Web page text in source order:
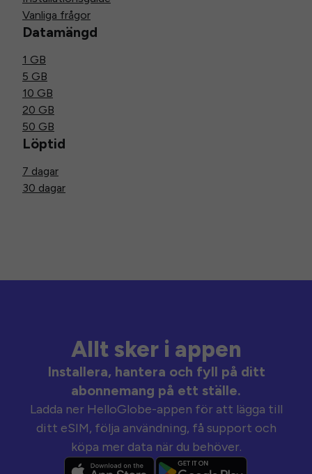
Vanliga frågor
Datamängd
1 GB
5 GB
10 GB
20 GB
50 GB
Löptid
7 dagar
30 dagar
Allt sker i appen
Installera, hantera och fyll på ditt
abonnemang på ett ställe.
Ladda ner HelloGlobe-appen för att lägga till
ditt eSIM, följa användning, få support och
köpa mer data när du behöver.